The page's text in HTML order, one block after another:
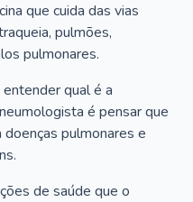
que cuida das vias
pulmões,
pulmonares.
qual é a
é pensar que
pulmonares e
de saúde que o